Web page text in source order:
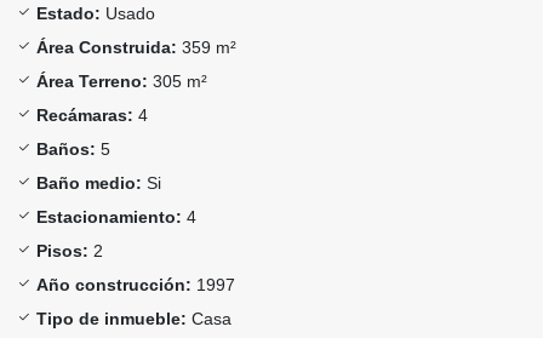
Estado: Usado
Área Construida: 359 m²
Área Terreno: 305 m²
Recámaras: 4
Baños: 5
Baño medio: Si
Estacionamiento: 4
Pisos: 2
Año construcción: 1997
Tipo de inmueble: Casa